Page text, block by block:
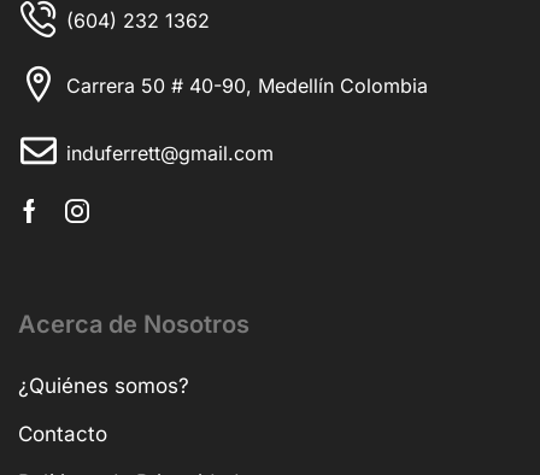
(604) 232 1362
Carrera 50 # 40-90, Medellín Colombia
induferrett@gmail.com
Acerca de Nosotros
¿Quiénes somos?
Contacto